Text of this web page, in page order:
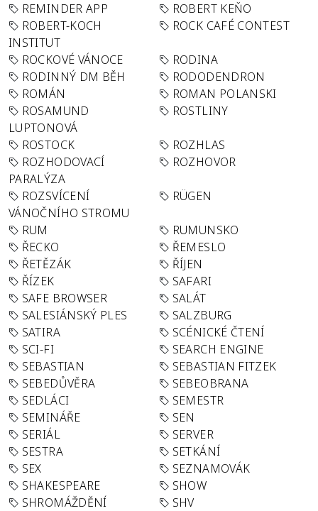
REMINDER APP
ROBERT KEŇO
ROBERT-KOCH
INSTITUT
ROCK CAFÉ CONTEST
ROCKOVÉ VÁNOCE
RODINA
RODINNÝ DM BĚH
RODODENDRON
ROMÁN
ROMAN POLANSKI
ROSAMUND
LUPTONOVÁ
ROSTLINY
ROSTOCK
ROZHLAS
ROZHODOVACÍ
PARALÝZA
ROZHOVOR
ROZSVÍCENÍ
VÁNOČNÍHO STROMU
RÜGEN
RUM
RUMUNSKO
ŘECKO
ŘEMESLO
ŘETĚZÁK
ŘÍJEN
ŘÍZEK
SAFARI
SAFE BROWSER
SALÁT
SALESIÁNSKÝ PLES
SALZBURG
SATIRA
SCÉNICKÉ ČTENÍ
SCI-FI
SEARCH ENGINE
SEBASTIAN
SEBASTIAN FITZEK
SEBEDŮVĚRA
SEBEOBRANA
SEDLÁCI
SEMESTR
SEMINÁŘE
SEN
SERIÁL
SERVER
SESTRA
SETKÁNÍ
SEX
SEZNAMOVÁK
SHAKESPEARE
SHOW
SHROMÁŽDĚNÍ
SHV